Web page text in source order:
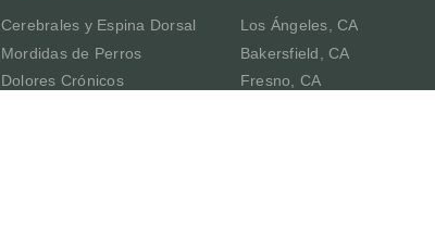
Cerebrales y Espina Dorsal
Mordidas de Perros
Dolores Crónicos
Los Ángeles, CA
Bakersfield, CA
Fresno, CA